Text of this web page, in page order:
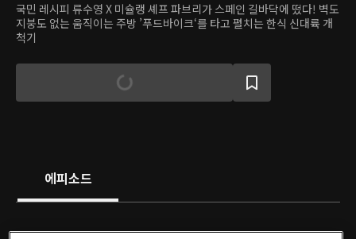
국민 레시피 류수영 X 미슐랭 셰프 파브리가 스페인 길바닥에 떴다! 벽도
지붕도 없는 움직이는 주방 ’푸드바이크‘를 타고 펼치는 한식 신대륙 개
척기
에피소드